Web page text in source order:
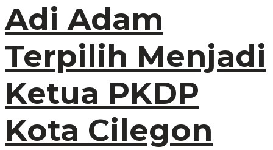
Adi Adam
Terpilih Menjadi
Ketua PKDP
Kota Cilegon